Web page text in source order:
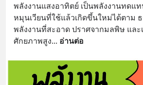
พลังงานแสงอาทิตย์ เป็นพลังงานทดแ
หมุนเวียนที่ใช้แล้วเกิดขึ้นใหม่ได้ตาม
พลังงานที่สะอาด ปราศจากมลพิษ แล
ศักยภาพสูง... อ่านต่อ